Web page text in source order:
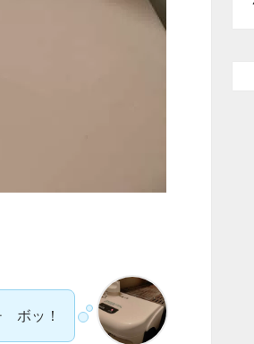
ボッ！